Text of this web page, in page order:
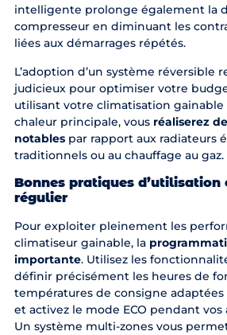
intelligente prolonge également la
compresseur en diminuant les
liées aux démarrages répétés.
L’adoption d’un système réversible
judicieux pour optimiser votre
utilisant votre climatisation
chaleur principale, vous réaliserez
notablespar rapport aux radiateurs
traditionnels ou au chauffage au gaz.
Bonnes pratiques d’utilisation
régulier
Pour exploiter pleinement les
climatiseur gainable, la
importante. Utilisez les
définir précisément les heures de
températures de consigne
et activez le mode ECO pendant vos
Un système multi-zones vous